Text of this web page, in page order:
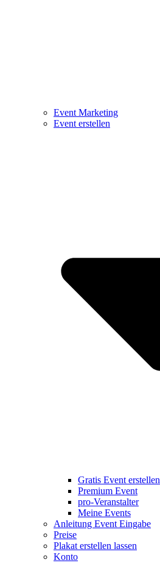
Event Marketing
Event erstellen
Gratis Event erstellen
Premium Event
pro-Veranstalter
Meine Events
Anleitung Event Eingabe
Preise
Plakat erstellen lassen
Konto